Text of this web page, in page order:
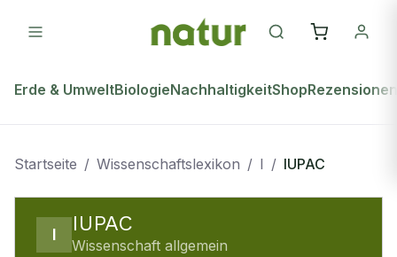
Erde & UmweltBiologieNachhaltigkeitShopRezensionen
Startseite / Wissenschaftslexikon / I / IUPAC
I IUPAC
Wissenschaft allgemein